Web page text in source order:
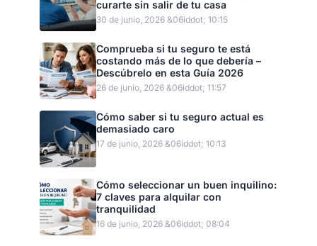
curarte sin salir de tu casa
30 de junio, 2026 &06iddot; 10:15
Comprueba si tu seguro te está
costando más de lo que debería –
Descúbrelo en esta Guía 2026
26 de junio, 2026 &06iddot; 11:57
Cómo saber si tu seguro actual es
demasiado caro
17 de junio, 2026 &06iddot; 10:13
Cómo seleccionar un buen inquilino:
7 claves para alquilar con
tranquilidad
16 de junio, 2026 &06iddot; 08:04